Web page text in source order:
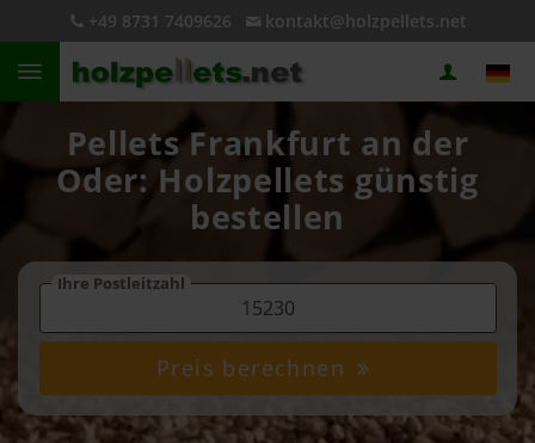
+49 8731 7409626 kontakt@holzpellets.net
Pellets Frankfurt an der
Oder: Holzpellets günstig
bestellen
Ihre Postleitzahl
Preis berechnen